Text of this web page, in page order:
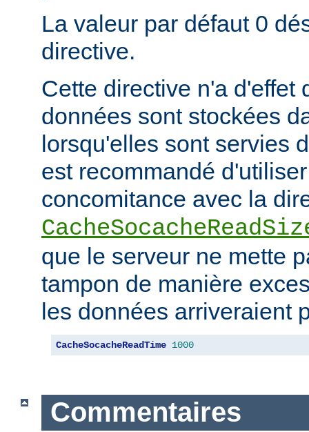
La valeur par défaut 0
directive.
Cette directive n'a d'effet
données sont stockées
lorsqu'elles sont servies
est recommandé
concomitance avec la
que le serveur ne mette
tampon de manière
les données arriveraient
CacheSocacheReadTime 1000
Commentaires